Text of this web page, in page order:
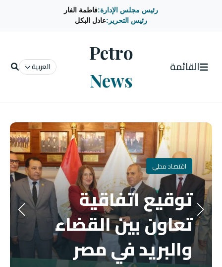
رئيس مجلس الإدارة:فاطمة الفار
رئيس التحرير:عادل البكل
القائمة
Petro
News
العربية
اقتصاد محلي
توقيع اتفاقية
تعاون بين القضاء
والبريد في مصر